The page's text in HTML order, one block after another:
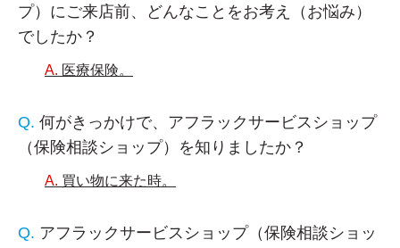
プ）にご来店前、どんなことをお考え（お悩み）
でしたか？
医療保険。
何がきっかけで、アフラックサービスショップ
（保険相談ショップ）を知りましたか？
買い物に来た時。
アフラックサービスショップ（保険相談ショッ